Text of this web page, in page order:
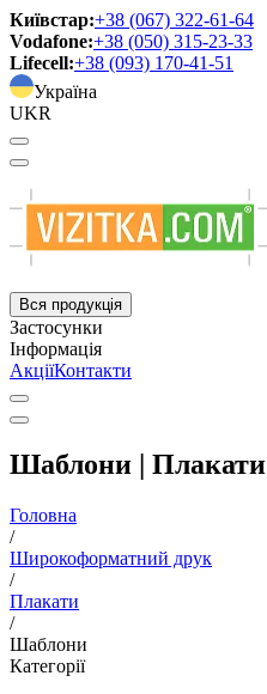
Київстар:+38 (067) 322-61-64
Vodafone:+38 (050) 315-23-33
Lifecell:+38 (093) 170-41-51
Україна
UKR
Вся продукція
Застосунки
Інформація
АкціїКонтакти
Шаблони | Плакати
Головна
/
Широкоформатний друк
/
Плакати
/
Шаблони
Категорії